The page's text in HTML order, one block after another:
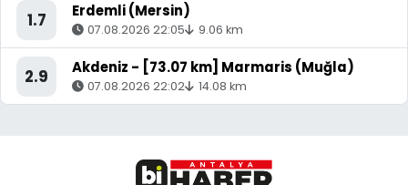
1.7 Erdemli (Mersin)
07.08.2026 22:05 9.06 km
2.9 Akdeniz - [73.07 km] Marmaris (Muğla)
07.08.2026 22:02 14.08 km